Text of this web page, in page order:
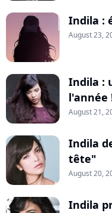
Indila :
August 23,
Indila :
l'année
August 21,
Indila
tête"
August 20,
Indila